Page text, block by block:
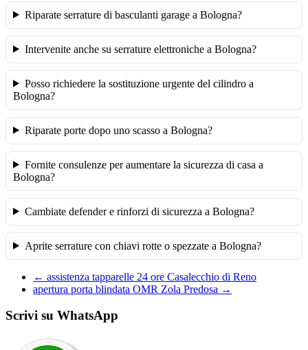
Riparate serrature di basculanti garage a Bologna?
Intervenite anche su serrature elettroniche a Bologna?
Posso richiedere la sostituzione urgente del cilindro a
Bologna?
Riparate porte dopo uno scasso a Bologna?
Fornite consulenze per aumentare la sicurezza di casa a
Bologna?
Cambiate defender e rinforzi di sicurezza a Bologna?
Aprite serrature con chiavi rotte o spezzate a Bologna?
← assistenza tapparelle 24 ore Casalecchio di Reno
apertura porta blindata OMR Zola Predosa →
Scrivi su WhatsApp